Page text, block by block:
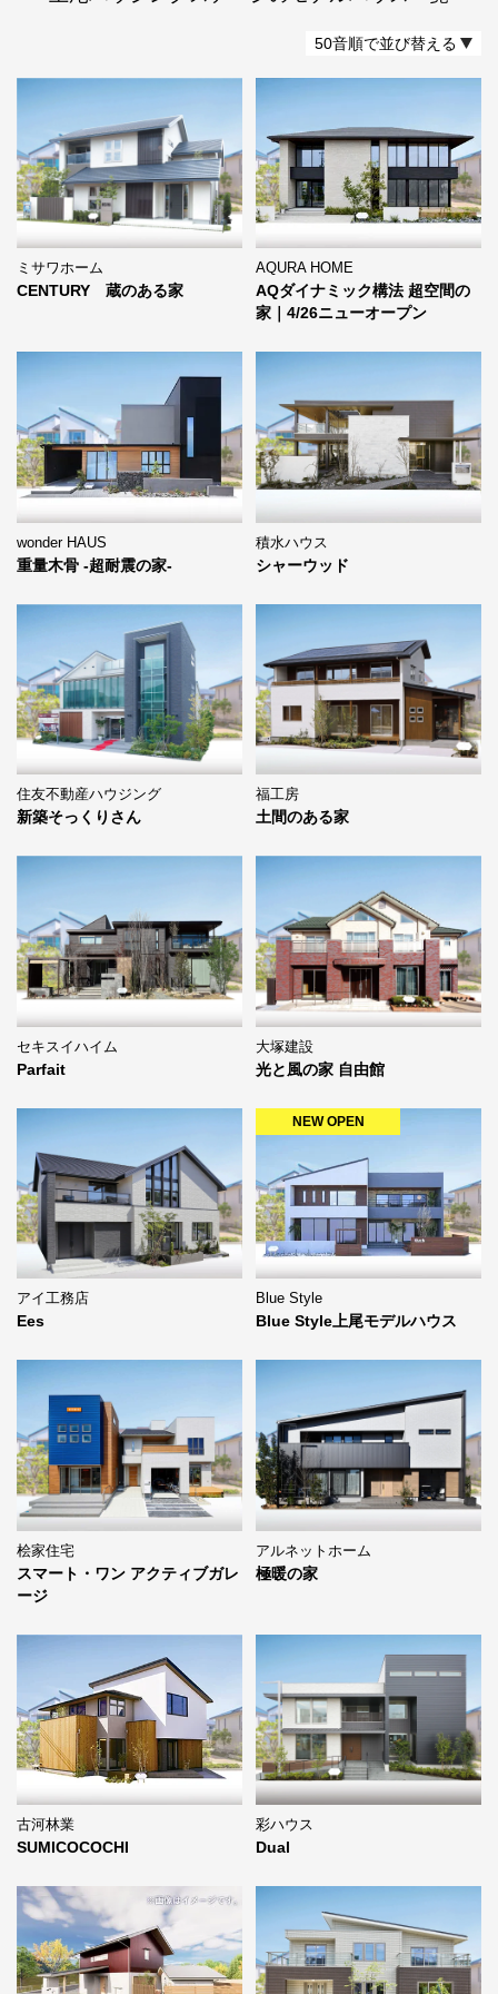
50音順で並び替える
ミサワホーム
CENTURY 蔵のある家
AQURA HOME
AQダイナミック構法 超空間の
家｜4/26ニューオープン
wonder HAUS
重量木骨 -超耐震の家-
積水ハウス
シャーウッド
住友不動産ハウジング
新築そっくりさん
福工房
土間のある家
セキスイハイム
Parfait
大塚建設
光と風の家 自由館
アイ工務店
Ees
NEW OPEN
Blue Style
Blue Style上尾モデルハウス
桧家住宅
スマート・ワン アクティブガレ
ージ
アルネットホーム
極暖の家
古河林業
SUMICOCOCHI
彩ハウス
Dual